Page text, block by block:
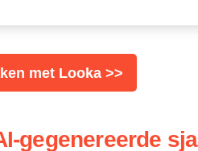
met Looka >>
gegenereerde